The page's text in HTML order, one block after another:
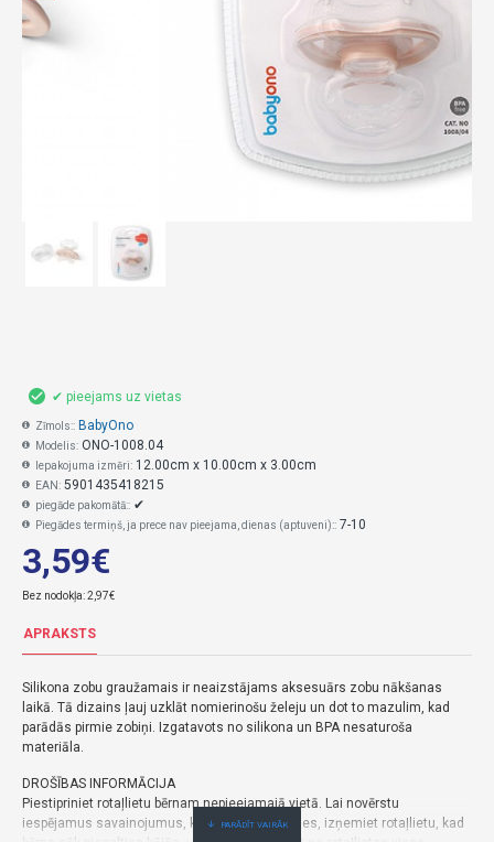
3,59€
Bez nodokļa: 2,97€
✔ pieejams uz vietas
Zīmols:: BabyOno
Modelis: ONO-1008.04
Iepakojuma izmēri: 12.00cm x 10.00cm x 3.00cm
EAN: 5901435418215
piegāde pakomātā:: ✔
Piegādes termiņš, ja prece nav pieejama, dienas (aptuveni):: 7-10
APRAKSTS
Silikona zobu graužamais ir neaizstājams aksesuārs zobu nākšanas
laikā. Tā dizains ļauj uzklāt nomierinošu želeju un dot to mazulim, kad
parādās pirmie zobiņi. Izgatavots no silikona un BPA nesaturoša
materiāla.
DROŠĪBAS INFORMĀCIJA
Piestipriniet rotaļlietu bērnam nepieejamajā vietā. Lai novērstu
iespējamus savainojumus, kas rodas sapinoties, izņemiet rotaļlietu, kad